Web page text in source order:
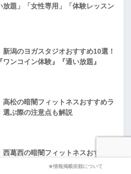
放題」「女性専用」「体験レッスン
新潟のヨガスタジオおすすめ10選！
ワンコイン体験』『通い放題』
高松の暗闇フィットネスおすすめラ
選ぶ際の注意点も解説
西葛西の暗闇フィットネスおすすめ
ぶ際の注意点も解説★情報掲載依頼について